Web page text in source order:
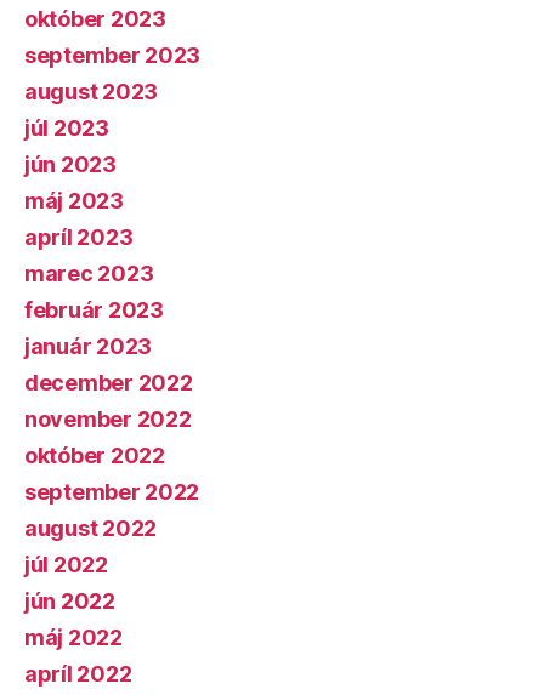
október 2023
september 2023
august 2023
júl 2023
jún 2023
máj 2023
apríl 2023
marec 2023
február 2023
január 2023
december 2022
november 2022
október 2022
september 2022
august 2022
júl 2022
jún 2022
máj 2022
apríl 2022